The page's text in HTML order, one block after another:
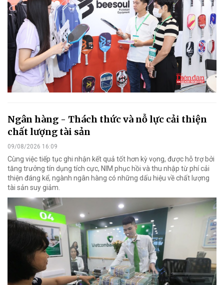
Ngân hàng - Thách thức và nỗ lực cải thiện
chất lượng tài sản
09/08/2026 16:09
Cùng việc tiếp tục ghi nhận kết quả tốt hơn kỳ vọng, được hỗ trợ bởi
tăng trưởng tín dụng tích cực, NIM phục hồi và thu nhập từ phí cải
thiện đáng kể, ngành ngân hàng có những dấu hiệu về chất lượng
tài sản suy giảm.